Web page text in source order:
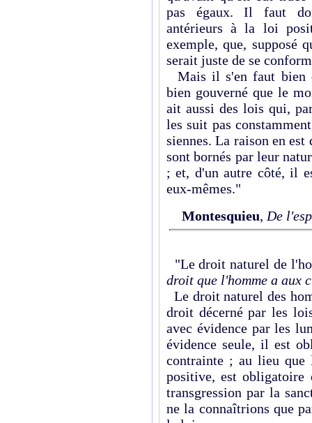
pas égaux. Il faut
antérieurs à la loi
exemple, que, supposé
serait juste de se
Mais il s'en faut bien
bien gouverné que le
ait aussi des lois qui,
les suit pas
siennes. La raison en
sont bornés par leur
; et, d'un autre côté, il
eux-mêmes."
Montesquieu, De
"Le droit naturel de
droit que l'homme a aux
Le droit naturel des
droit décerné par les
avec évidence par les
évidence seule, il est
contrainte ; au lieu
positive, est obligatoire
transgression par la
ne la connaîtrions que